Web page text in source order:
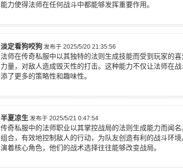
能力使得法师在任何战斗中都能够发挥重要作用。
淡定看狗咬狗 发布于 2025/5/20 21:35:56
法师在传奇私服中以其独特的法则生成技能而受到玩家的
力量，对敌人造成毁灭性的打击。这种能力不仅让法师在
添了更多的策略性和趣味性。
半夏凉生 发布于 2025/5/21 0:47:54
传奇私服中的法师职业以其掌控战局的法则生成能力而闻
组合，有效地控制敌人的行动，为队友创造有利的战斗环
演着核心角色，他们的战术选择往往能够改变战局。